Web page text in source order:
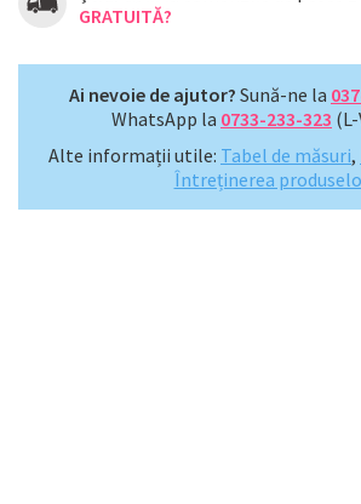
GRATUITĂ?
Ai nevoie de ajutor? Sună-ne la
WhatsApp la 0733-233-323
Alte informații utile: Tabel de măsuri,
Întreținerea